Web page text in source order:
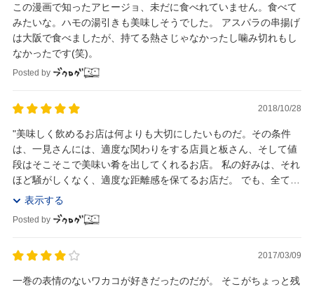
この漫画で知ったアヒージョ、未だに食べれていません。食べて
みたいな。ハモの湯引きも美味しそうでした。 アスパラの串揚げ
は大阪で食べましたが、持てる熱さじゃなかったし噛み切れもし
なかったです(笑)。
Posted by
2018/10/28
"美味しく飲めるお店は何よりも大切にしたいものだ。その条件
は、一見さんには、適度な関わりをする店員と板さん、そして値
段はそこそこで美味い肴を出してくれるお店。 私の好みは、それ
ほど騒がしくなく、適度な距離感を保てるお店だ。 でも、全てを
満たしてくれるお店は数少ない。 そ...
表示する
Posted by
2017/03/09
一巻の表情のないワカコが好きだったのだが。 そこがちょっと残